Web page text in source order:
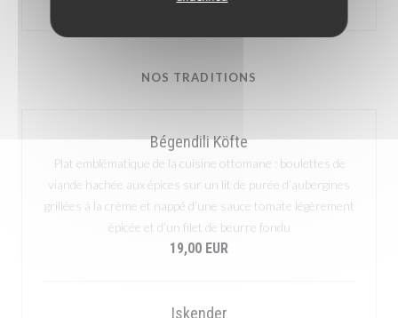
NOS TRADITIONS
Bégendili Köfte
Plat emblématique de la cuisine ottomane : boulettes de
viande hachée aux épices sur un lit de purée d’aubergines
grillées à la crème et nappé d’une sauce tomate légèrement
épicée et d’un filet de beurre fondu
19,00 EUR
Iskender